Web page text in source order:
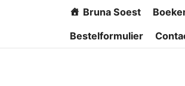
inhoud
Bruna Soest
Bestelformulier